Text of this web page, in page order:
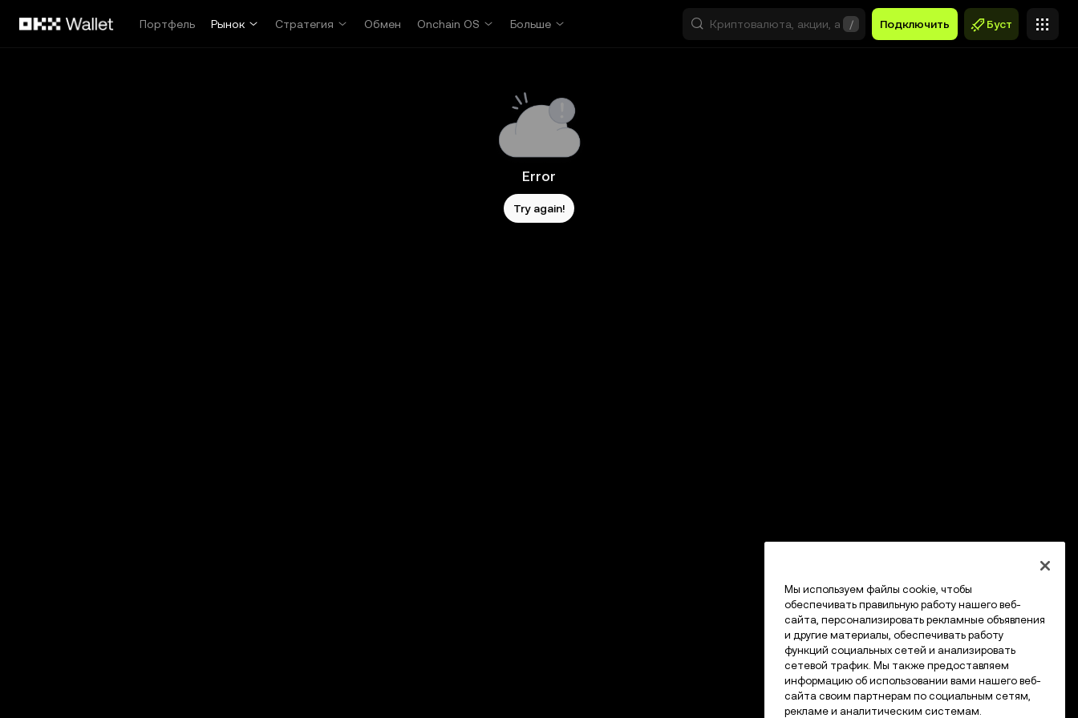
Портфель
Рынок Стратегия Обмен Onchain OS Больше / Подключить Буст
Error
Try again!
Мы используем файлы cookie, чтобы
обеспечивать правильную работу нашего веб-
сайта, персонализировать рекламные объявления
и другие материалы, обеспечивать работу
функций социальных сетей и анализировать
сетевой трафик. Мы также предоставляем
информацию об использовании вами нашего веб-
сайта своим партнерам по социальным сетям,
рекламе и аналитическим системам.